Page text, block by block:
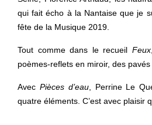
qui fait écho à la Nantaise que je
fête de la Musique 2019.
Tout comme dans le recueil Feux
poèmes-reflets en miroir, des
Avec Pièces d’eau, Perrine Le
quatre éléments. C’est avec plaisir